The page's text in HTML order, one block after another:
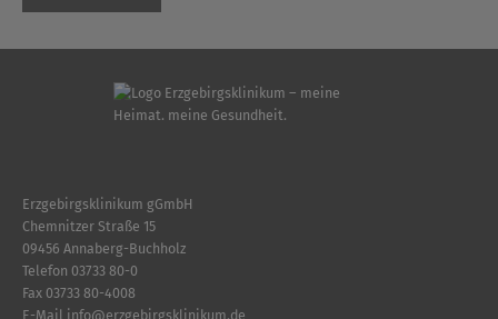
Erzgebirgsklinikum gGmbH
Chemnitzer Straße 15
09456 Annaberg-Buchholz
Telefon 03733 80-0
Fax 03733 80-4008
E-Mail info@erzgebirgsklinikum.de